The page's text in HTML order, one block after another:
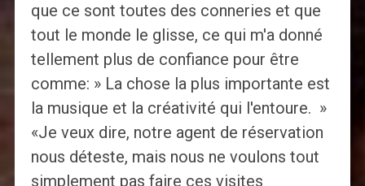
que ce sont toutes des conneries et que
tout le monde le glisse, ce qui m'a donné
tellement plus de confiance pour être
comme: » La chose la plus importante est
la musique et la créativité qui l'entoure. »
«Je veux dire, notre agent de réservation
nous déteste, mais nous ne voulons tout
simplement pas faire ces visites